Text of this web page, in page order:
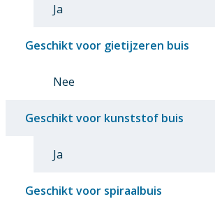
Ja
Geschikt voor gietijzeren buis
Nee
Geschikt voor kunststof buis
Ja
Geschikt voor spiraalbuis